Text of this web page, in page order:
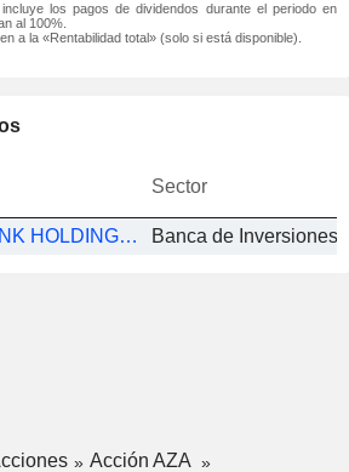
los pagos de dividendos durante el periodo en
al 100%.
a la «Rentabilidad total» (solo si está disponible).
Sector
AVANZA BANK HOLDING AB Banca de Inversiones
Acción AZA